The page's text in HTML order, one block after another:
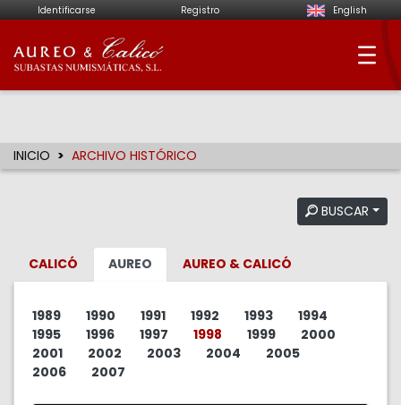
Identificarse Registro English
Aureo & Calicó -
INICIO ARCHIVO HISTÓRICO
BUSCAR
CALICÓ AUREO AUREO & CALICÓ
1989 1990 1991 1992 1993
1994
1995
1996 1997 1998 1999
2000
2001
2002 2003 2004
2005
2006
2007